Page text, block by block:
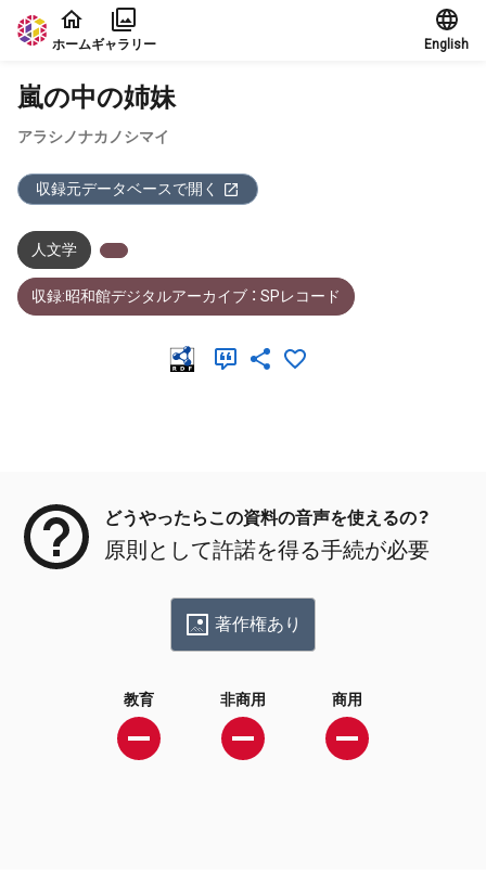
本文に飛ぶ
ホームギャラリー English
嵐の中の姉妹
アラシノナカノシマイ
収録元データベースで開く
人文学
収録:昭和館デジタルアーカイブ ： SPレコード
どうやったらこの資料の音声を使えるの？
原則として許諾を得る手続が必要
著作権あり
教育 非商用 商用